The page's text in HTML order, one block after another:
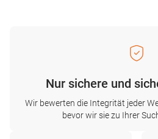
Nur sichere und
Wir bewerten die Integrität jeder
bevor wir sie zu Ihrer